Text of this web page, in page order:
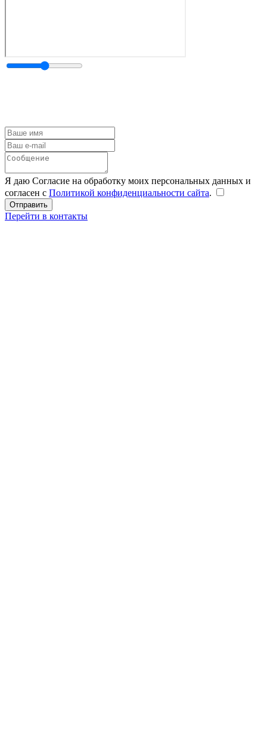
Я даю Согласие на обработку моих персональных данных и
согласен с Политикой конфиденциальности сайта.
Перейти в контакты